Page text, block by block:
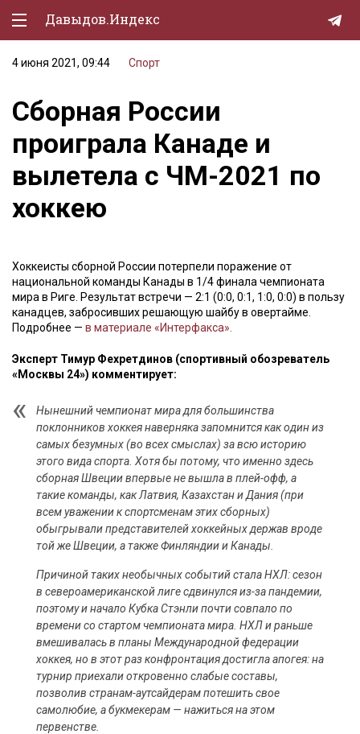
Давыдов.Индекс
Политическая жизнь
Экономика
Природа
Образование
Спорт
Lifestyle
Мурзилка
4 июня 2021, 09:44 Спорт
Сборная России
проиграла Канаде и
вылетела с ЧМ-2021 по
хоккею
Хоккеисты сборной России потерпели поражение от
национальной команды Канады в 1/4 финала чемпионата
мира в Риге. Результат встречи — 2:1 (0:0, 0:1, 1:0, 0:0) в пользу
канадцев, забросивших решающую шайбу в овертайме.
Подробнее — в материале «Интерфакса».
Эксперт Тимур Фехретдинов (спортивный обозреватель
«Москвы 24») комментирует:
Нынешний чемпионат мира для большинства
поклонников хоккея наверняка запомнится как один из
самых безумных (во всех смыслах) за всю историю
этого вида спорта. Хотя бы потому, что именно здесь
сборная Швеции впервые не вышла в плей-офф, а
такие команды, как Латвия, Казахстан и Дания (при
всем уважении к спортсменам этих сборных)
обыгрывали представителей хоккейных держав вроде
той же Швеции, а также Финляндии и Канады.
Причиной таких необычных событий стала НХЛ: сезон
в североамериканской лиге сдвинулся из-за пандемии,
поэтому и начало Кубка Стэнли почти совпало по
времени со стартом чемпионата мира. НХЛ и раньше
вмешивалась в планы Международной федерации
хоккея, но в этот раз конфронтация достигла апогея: на
турнир приехали откровенно слабые составы,
позволив странам-аутсайдерам потешить свое
самолюбие, а букмекерам — нажиться на этом
первенстве.